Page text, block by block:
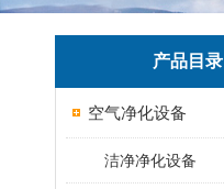
产品目录
空气净化设备
洁净净化设备